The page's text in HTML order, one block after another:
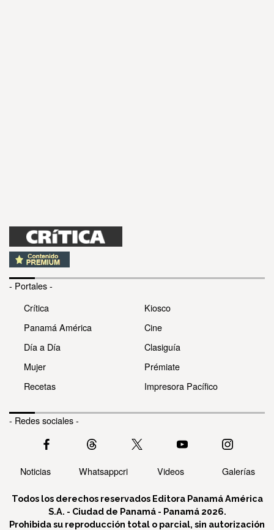
- Portales -
Crítica
Panamá América
Día a Día
Mujer
Recetas
Kiosco
Cine
Clasiguía
Prémiate
Impresora Pacífico
- Redes sociales -
Noticias Whatsappcri Videos Galerías
Todos los derechos reservados Editora Panamá América
S.A. - Ciudad de Panamá - Panamá 2026.
Prohibida su reproducción total o parcial, sin autorización